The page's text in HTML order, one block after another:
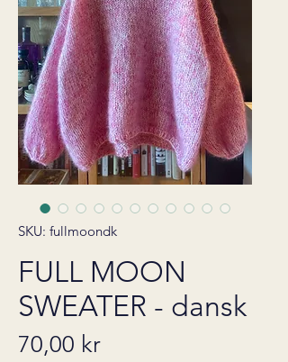
SKU: fullmoondk
FULL MOON
SWEATER - dansk
70,00 krPris